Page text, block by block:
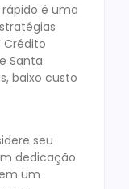
é uma
Crédito
Santa
baixo custo
seu
dedicação
um